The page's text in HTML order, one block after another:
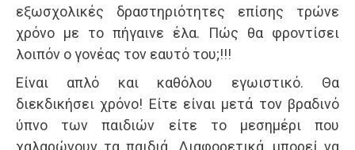
εξωσχολικές δραστηριότητες επίσης τρώνε
χρόνο με το πήγαινε έλα. Πώς θα φροντίσει
λοιπόν ο γονέας τον εαυτό του;!!!
Είναι απλό και καθόλου εγωιστικό. Θα
διεκδικήσει χρόνο! Είτε είναι μετά τον βραδινό
ύπνο των παιδιών είτε το μεσημέρι που
χαλαρώνουν τα παιδιά. Διαφορετικά, μπορεί να